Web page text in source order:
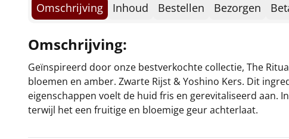
Omschrijving Inhoud Bestellen Bezorgen
Omschrijving:
Geïnspireerd door onze bestverkochte collectie, The
bloemen en amber. Zwarte Rijst & Yoshino Kers. Dit
eigenschappen voelt de huid fris en gerevitaliseerd
terwijl het een fruitige en bloemige geur achterlaat.